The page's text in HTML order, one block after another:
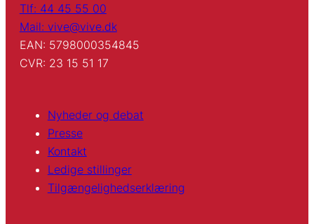
Tlf: 44 45 55 00
Mail: vive@vive.dk
EAN: 5798000354845
CVR: 23 15 51 17
Nyheder og debat
Presse
Kontakt
Ledige stillinger
Tilgængelighedserklæring